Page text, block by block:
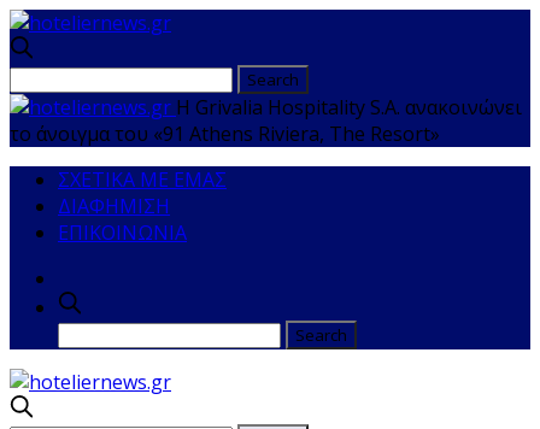
Η Grivalia Hospitality S.A. ανακοινώνει
το άνοιγμα του «91 Athens Riviera, The Resort»
ΣΧΕΤΙΚΑ ΜΕ ΕΜΑΣ
ΔΙΑΦΗΜΙΣΗ
ΕΠΙΚΟΙΝΩΝΙΑ